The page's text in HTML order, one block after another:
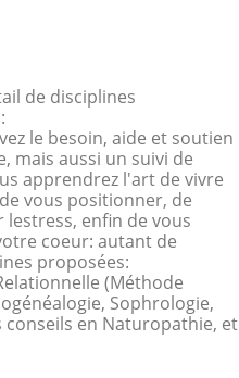
de disciplines
le besoin, aide et soutien
mais aussi un suivi de
apprendrez l'art de vivre
vous positionner, de
enfin de vous
coeur: autant de
proposées:
(Méthode
Sophrologie,
conseils en Naturopathie, et